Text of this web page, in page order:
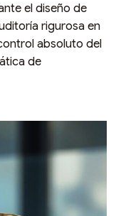
el diseño de
rigurosa en
absoluto del
de